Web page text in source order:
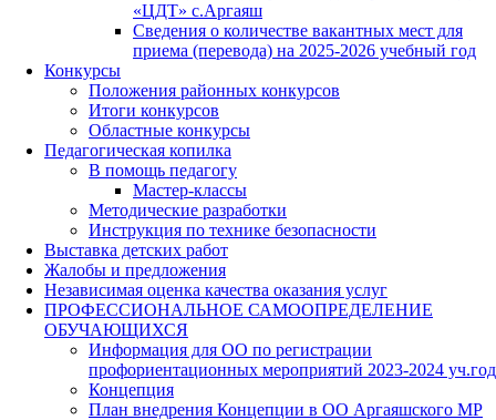
«ЦДТ» с.Аргаяш
Сведения о количестве вакантных мест для
приема (перевода) на 2025-2026 учебный год
Конкурсы
Положения районных конкурсов
Итоги конкурсов
Областные конкурсы
Педагогическая копилка
В помощь педагогу
Мастер-классы
Методические разработки
Инструкция по технике безопасности
Выставка детских работ
Жалобы и предложения
Независимая оценка качества оказания услуг
ПРОФЕССИОНАЛЬНОЕ САМООПРЕДЕЛЕНИЕ
ОБУЧАЮЩИХСЯ
Информация для ОО по регистрации
профориентационных мероприятий 2023-2024 уч.год
Концепция
План внедрения Концепции в ОО Аргаяшского МР